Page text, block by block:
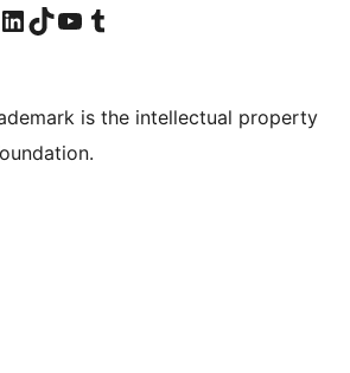
Seite besuchen
Konto besuchen
Unser LinkedIn-Konto besuchen
Unser TikTok-Konto besuchen
Unseren YouTube-Kanal besuchen
Unser Tumblr-Konto besuchen
is the intellectual property